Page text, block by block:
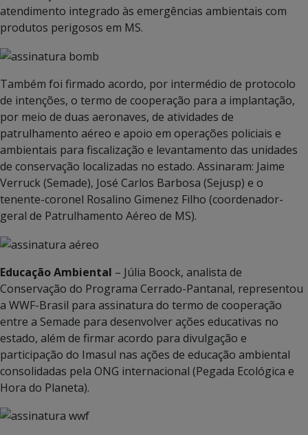
atendimento integrado às emergências ambientais com
produtos perigosos em MS.
Também foi firmado acordo, por intermédio de protocolo
de intenções, o termo de cooperação para a implantação,
por meio de duas aeronaves, de atividades de
patrulhamento aéreo e apoio em operações policiais e
ambientais para fiscalização e levantamento das unidades
de conservação localizadas no estado. Assinaram: Jaime
Verruck (Semade), José Carlos Barbosa (Sejusp) e o
tenente-coronel Rosalino Gimenez Filho (coordenador-
geral de Patrulhamento Aéreo de MS).
Educação Ambiental – Júlia Boock, analista de
Conservação do Programa Cerrado-Pantanal, representou
a WWF-Brasil para assinatura do termo de cooperação
entre a Semade para desenvolver ações educativas no
estado, além de firmar acordo para divulgação e
participação do Imasul nas ações de educação ambiental
consolidadas pela ONG internacional (Pegada Ecológica e
Hora do Planeta).